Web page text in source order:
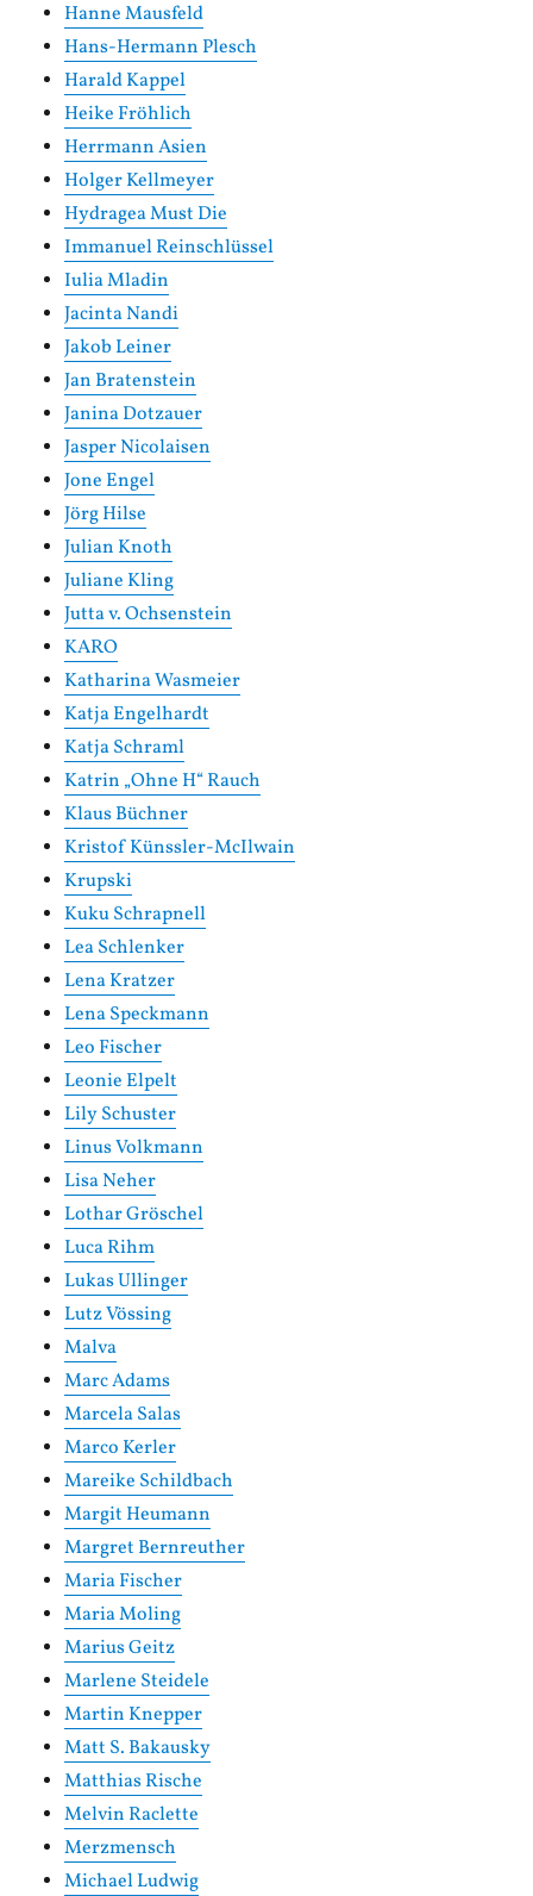
Hanne Mausfeld
Hans-Hermann Plesch
Harald Kappel
Heike Fröhlich
Herrmann Asien
Holger Kellmeyer
Hydragea Must Die
Immanuel Reinschlüssel
Iulia Mladin
Jacinta Nandi
Jakob Leiner
Jan Bratenstein
Janina Dotzauer
Jasper Nicolaisen
Jone Engel
Jörg Hilse
Julian Knoth
Juliane Kling
Jutta v. Ochsenstein
KARO
Katharina Wasmeier
Katja Engelhardt
Katja Schraml
Katrin „Ohne H“ Rauch
Klaus Büchner
Kristof Künssler-McIlwain
Krupski
Kuku Schrapnell
Lea Schlenker
Lena Kratzer
Lena Speckmann
Leo Fischer
Leonie Elpelt
Lily Schuster
Linus Volkmann
Lisa Neher
Lothar Gröschel
Luca Rihm
Lukas Ullinger
Lutz Vössing
Malva
Marc Adams
Marcela Salas
Marco Kerler
Mareike Schildbach
Margit Heumann
Margret Bernreuther
Maria Fischer
Maria Moling
Marius Geitz
Marlene Steidele
Martin Knepper
Matt S. Bakausky
Matthias Rische
Melvin Raclette
Merzmensch
Michael Ludwig